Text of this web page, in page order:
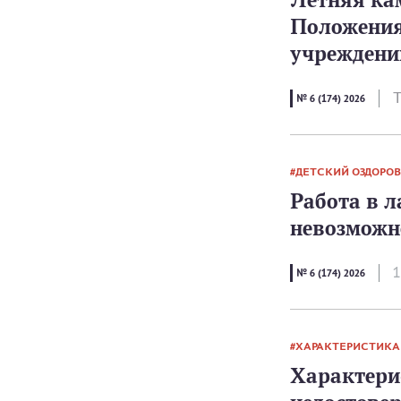
№ 6 (174) 2026
ДЕТСКИЙ
Работа в
№ 6 (174) 2026
ХАРАКТЕРИСТИКА